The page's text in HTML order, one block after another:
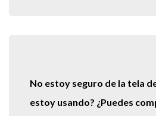
No estoy seguro de la tela
estoy usando? ¿Puedes